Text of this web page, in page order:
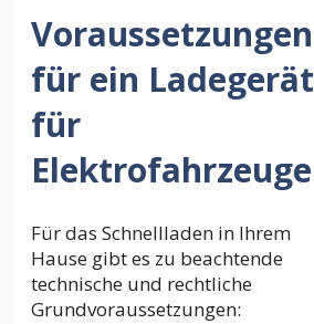
Voraussetzungen
für ein Ladegerät
für
Elektrofahrzeuge
Für das Schnellladen in Ihrem
Hause gibt es zu beachtende
technische und rechtliche
Grundvoraussetzungen: